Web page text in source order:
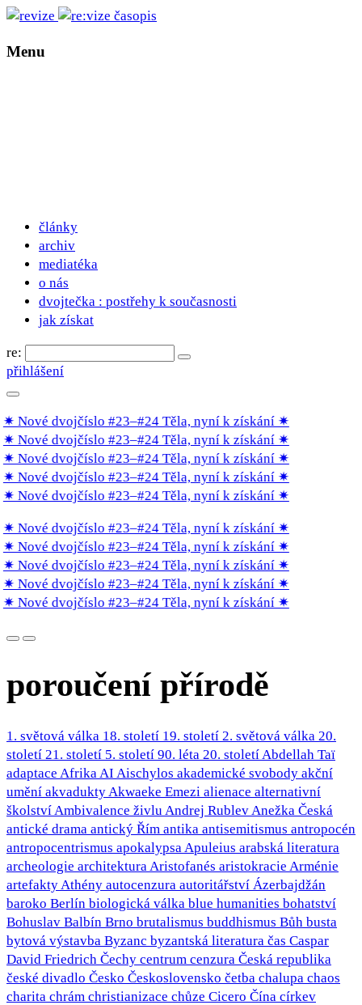
Menu
články
archiv
mediatéka
o nás
dvojtečka : postřehy k současnosti
jak získat
re:
přihlášení
✷ Nové dvojčíslo #23–#24 Těla, nyní k získání ✷
✷ Nové dvojčíslo #23–#24 Těla, nyní k získání ✷
✷ Nové dvojčíslo #23–#24 Těla, nyní k získání ✷
✷ Nové dvojčíslo #23–#24 Těla, nyní k získání ✷
✷ Nové dvojčíslo #23–#24 Těla, nyní k získání ✷
✷ Nové dvojčíslo #23–#24 Těla, nyní k získání ✷
✷ Nové dvojčíslo #23–#24 Těla, nyní k získání ✷
✷ Nové dvojčíslo #23–#24 Těla, nyní k získání ✷
✷ Nové dvojčíslo #23–#24 Těla, nyní k získání ✷
✷ Nové dvojčíslo #23–#24 Těla, nyní k získání ✷
poroučení přírodě
1. světová válka 18. století 19. století 2. světová válka 20.
století 21. století 5. století 90. léta 20. stoletíAbdellah Taï
adaptace AfrikaAI Aischylos akademické svobody akční
umění akvaduktyAkwaeke Emezi alienace alternativní
školstvíAmbivalence živlu Andrej RublevAnežka Česká
antické drama antický Řím antika antisemitismus antropocén
antropocentrismus apokalypsaApuleius arabská literatura
archeologie architekturaAristofanés aristokracie Arménie
artefaktyAthény autocenzura autoritářství Ázerbajdžán
baroko Berlín biologická válka blue humanities bohatství
Bohuslav Balbín Brno brutalismus buddhismus Bůh busta
bytová výstavba Byzanc byzantská literatura čas Caspar
David Friedrich Čechy centrum cenzura Česká republika
české divadlo Česko Československo četba chalupa chaos
charita chrám christianizace chůze Cicero Čína církev